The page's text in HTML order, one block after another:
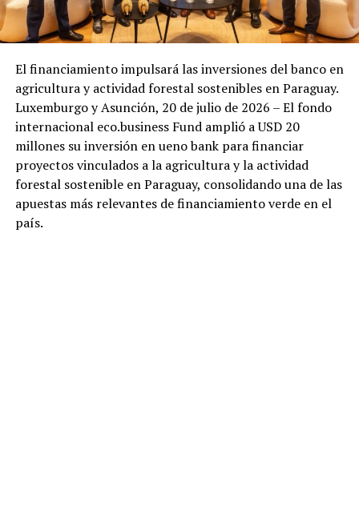
El financiamiento impulsará las inversiones del banco en
agricultura y actividad forestal sostenibles en Paraguay.
Luxemburgo y Asunción, 20 de julio de 2026 – El fondo
internacional eco.business Fund amplió a USD 20
millones su inversión en ueno bank para financiar
proyectos vinculados a la agricultura y la actividad
forestal sostenible en Paraguay, consolidando una de las
apuestas más relevantes de financiamiento verde en el
país.